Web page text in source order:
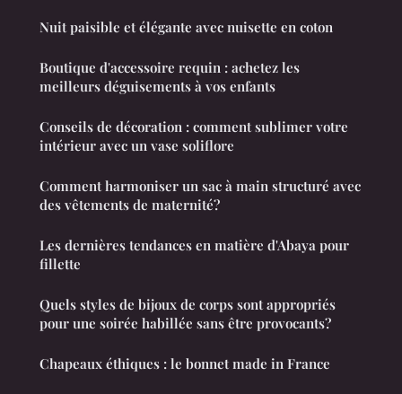
Nuit paisible et élégante avec nuisette en coton
Boutique d'accessoire requin : achetez les
meilleurs déguisements à vos enfants
Conseils de décoration : comment sublimer votre
intérieur avec un vase soliflore
Comment harmoniser un sac à main structuré avec
des vêtements de maternité?
Les dernières tendances en matière d'Abaya pour
fillette
Quels styles de bijoux de corps sont appropriés
pour une soirée habillée sans être provocants?
Chapeaux éthiques : le bonnet made in France